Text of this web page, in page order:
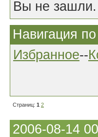
Вы не зашли.
Навигация
Избранное--
Страниц: 1 2
2006-08-14